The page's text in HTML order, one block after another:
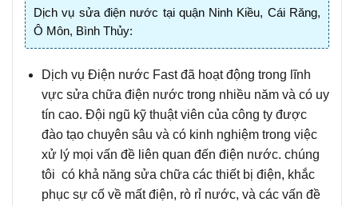
Dịch vụ sửa điện nước tại quận Ninh Kiều, Cái Răng,
Ô Môn, Bình Thủy:
Dịch vụ Điện nước Fastđã hoạt động trong lĩnh
vực sửa chữa điện nước trong nhiều năm và có uy
tín cao. Đội ngũ kỹ thuật viên của công ty được
đào tạo chuyên sâu và có kinh nghiệm trong việc
xử lý mọi vấn đề liên quan đến điện nước. chúng
tôi có khả năng sửa chữa các thiết bị điện, khắc
phục sự cố về mất điện, rò rỉ nước, và các vấn đề